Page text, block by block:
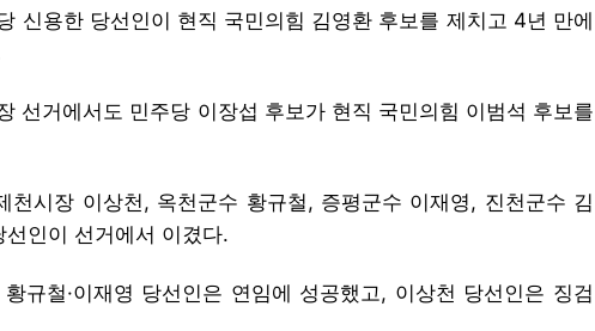
천시장 이상천, 옥천군수 황규철, 증평군수 이재영, 진천군수 김
인이 선거에서 이겼다.
규철·이재영 당선인은 연임에 성공했고, 이상천 당선인은 징검
최재형, 영동군수 정영철, 괴산군수 송인헌, 단양군수 김문근 당
세워 재선에 성공했다.
동석 당선인이 40세 전국 최연소 시장으로 당선됐다. 개표 중반
게 밀리며 패색이 짙던 그는 새벽녘 극적인 뒤집기에 성공했다.